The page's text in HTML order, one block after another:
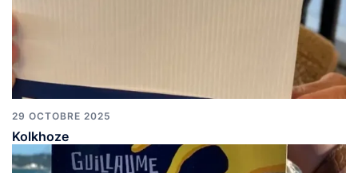
29 OCTOBRE 2025
Kolkhoze